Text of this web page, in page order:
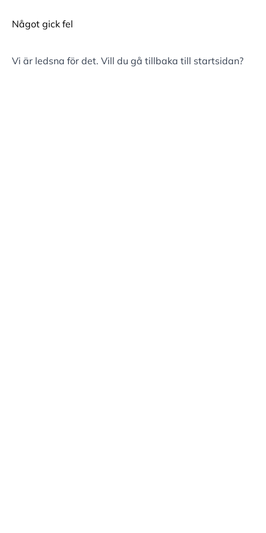
Något gick fel
Vi är ledsna för det. Vill du gå tillbaka till startsidan?